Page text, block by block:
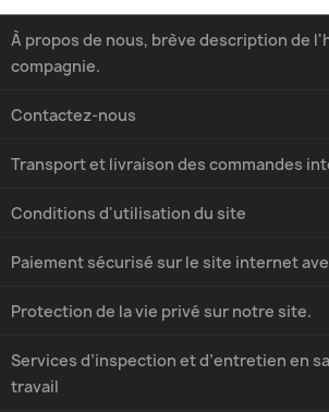
Transport et livraison des commandes
Conditions d'utilisation du site
À propos de nous, brève description de
compagnie.
Paiement sécurisé sur le site internet
Protection de la vie privé sur notre site.
Services d’inspection et d’entretien en
travail
Contactez-nous